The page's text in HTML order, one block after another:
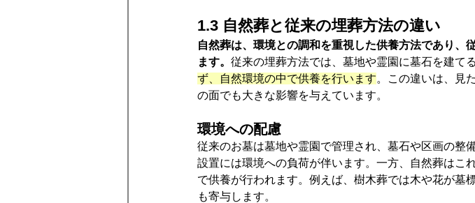
1.3 自然葬と従来の埋葬方法の違い
自然葬は、環境との調和を重視した供養方法であり、
ます。 従来の埋葬方法では、墓地や霊園に墓石を建て
ず、自然環境の中で供養を行います。この違いは、見
の面でも大きな影響を与えています。
環境への配慮
従来のお墓は墓地や霊園で管理され、墓石や区画の整
設置には環境への負荷が伴います。一方、自然葬はこ
で供養が行われます。例えば、樹木葬では木や花が墓
も寄与します。